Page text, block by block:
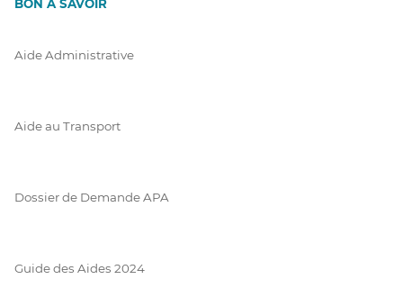
BON À SAVOIR
Aide Administrative
Aide au Transport
Dossier de Demande APA
Guide des Aides 2024